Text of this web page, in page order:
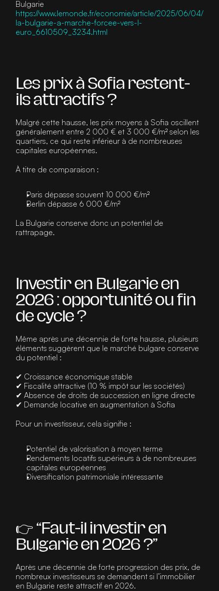
Bulgarie
https://www.lemonde.fr/economie/article/2025/06/04/
la-bulgarie-a-marche-forcee-vers-l-
euro_6610509_3234.html
Les prix à Sofia restent-
ils attractifs ?
Malgré cette hausse, les prix moyens à Sofia oscillent
généralement entre 2 000 € et 3 000 €/m² selon les
quartiers, ce qui reste inférieur à de nombreuses
capitales européennes.
À titre de comparaison :
Paris dépasse souvent 10 000 €/m²
Berlin dépasse 6 000 €/m²
La Bulgarie conserve donc un potentiel de
rattrapage.
Investir en Bulgarie en
2026 : opportunité ou fin
de cycle ?
Même après une décennie de forte hausse, plusieurs
éléments suggèrent que le marché bulgare conserve
du potentiel :
✔ Croissance économique stable
✔ Fiscalité attractive (10 % impôt sur les sociétés)
✔ Absence de droits de succession en ligne directe
✔ Demande locative en augmentation à Sofia
Pour un investisseur, cela signifie :
Potentiel de valorisation à moyen terme
Rendements locatifs supérieurs à de nombreuses
capitales européennes
Diversification patrimoniale intéressante
👉 “Faut-il investir en
Bulgarie en 2026 ?”
Après une décennie de forte progression des prix, de
nombreux investisseurs se demandent si l’immobilier
en Bulgarie reste attractif en 2026.